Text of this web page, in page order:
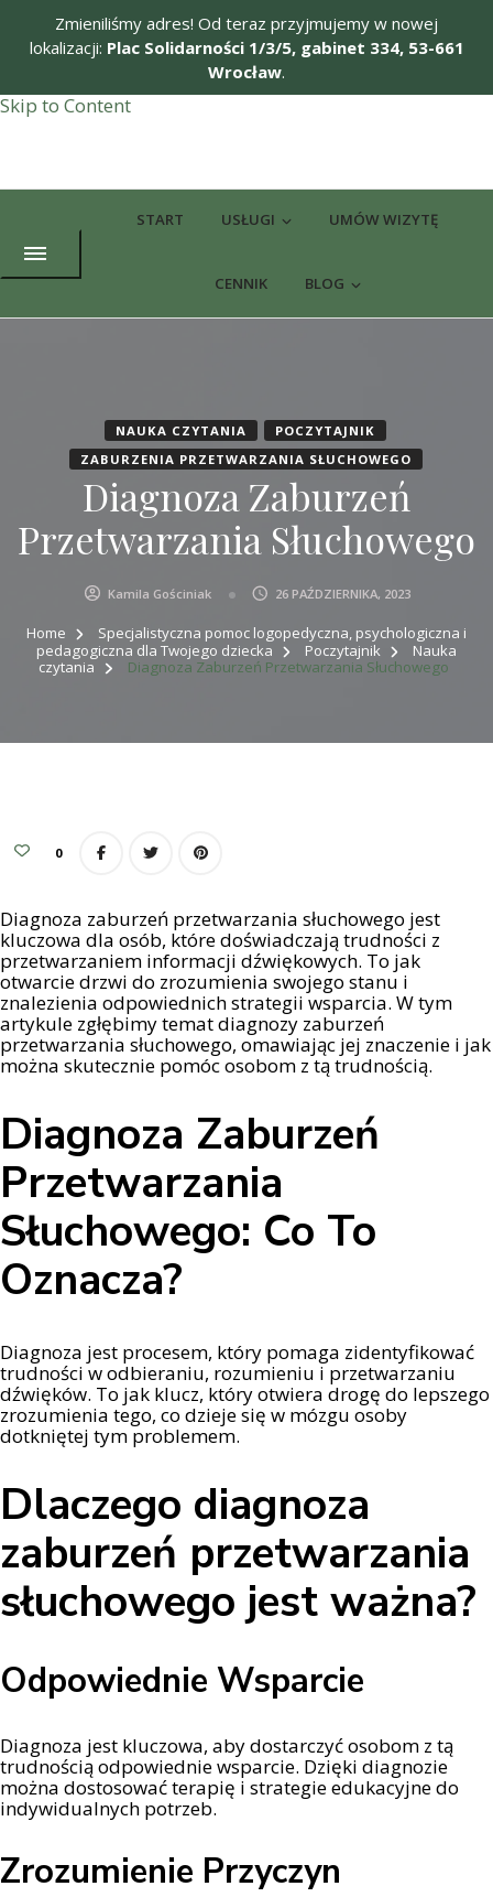
Zmieniliśmy adres! Od teraz przyjmujemy w nowej
lokalizacji: Plac Solidarności 1/3/5, gabinet 334, 53-661
Wrocław.
Skip to Content
START USŁUGI UMÓW WIZYTĘ
CENNIK BLOG
NAUKA CZYTANIA
POCZYTAJNIK
ZABURZENIA PRZETWARZANIA SŁUCHOWEGO
Diagnoza Zaburzeń
Przetwarzania Słuchowego
Kamila Gościniak 26 PAŹDZIERNIKA, 2023
Home
Specjalistyczna pomoc logopedyczna, psychologiczna i
pedagogiczna dla Twojego dziecka
Poczytajnik
Nauka
czytania
Diagnoza Zaburzeń Przetwarzania Słuchowego
0
Diagnoza zaburzeń przetwarzania słuchowego jest
kluczowa dla osób, które doświadczają trudności z
przetwarzaniem informacji dźwiękowych. To jak
otwarcie drzwi do zrozumienia swojego stanu i
znalezienia odpowiednich strategii wsparcia. W tym
artykule zgłębimy temat diagnozy zaburzeń
przetwarzania słuchowego, omawiając jej znaczenie i jak
można skutecznie pomóc osobom z tą trudnością.
Diagnoza Zaburzeń
Przetwarzania
Słuchowego: Co To
Oznacza?
Diagnoza jest procesem, który pomaga zidentyfikować
trudności w odbieraniu, rozumieniu i przetwarzaniu
dźwięków. To jak klucz, który otwiera drogę do lepszego
zrozumienia tego, co dzieje się w mózgu osoby
dotkniętej tym problemem.
Dlaczego diagnoza
zaburzeń przetwarzania
słuchowego jest ważna?
Odpowiednie Wsparcie
Diagnoza jest kluczowa, aby dostarczyć osobom z tą
trudnością odpowiednie wsparcie. Dzięki diagnozie
można dostosować terapię i strategie edukacyjne do
indywidualnych potrzeb.
Zrozumienie Przyczyn